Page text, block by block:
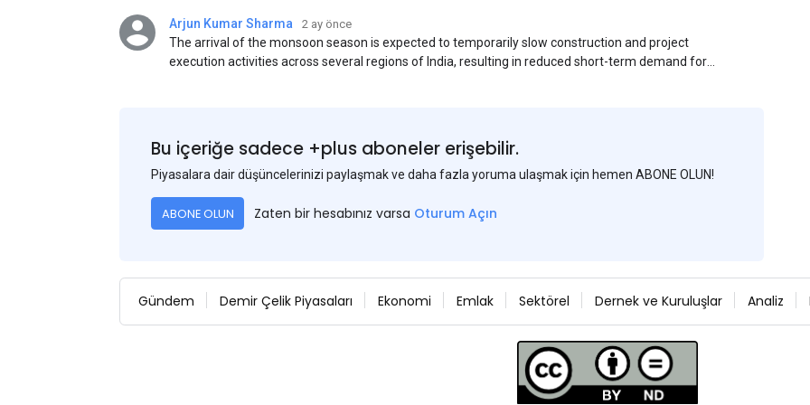
Arjun Kumar Sharma 2 ay önce
The arrival of the monsoon season is expected to temporarily slow construction and project
execution activities across several regions of India, resulting in reduced short-term demand for
Bu içeriğe sadece +plus aboneler erişebilir.
Piyasalara dair düşüncelerinizi paylaşmak ve daha fazla yoruma ulaşmak için hemen ABONE OLUN!
ABONE OLUN Zaten bir hesabınız varsa Oturum Açın
Gündem Demir Çelik Piyasaları Ekonomi Emlak Sektörel Dernek ve Kuruluşlar Analiz